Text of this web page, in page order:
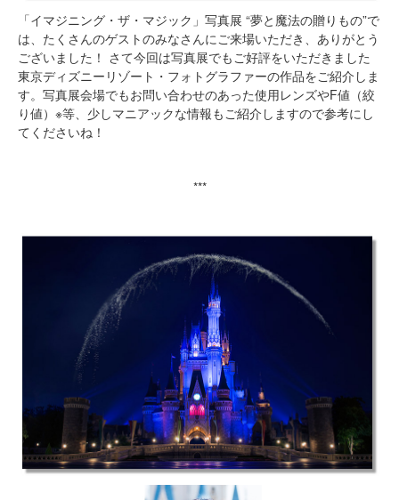
「イマジニング・ザ・マジック」写真展 “夢と魔法の贈りもの”で
は、たくさんのゲストのみなさんにご来場いただき、ありがとう
ございました！ さて今回は写真展でもご好評をいただきました
東京ディズニーリゾート・フォトグラファーの作品をご紹介しま
す。写真展会場でもお問い合わせのあった使用レンズやF値（絞
り値）※等、少しマニアックな情報もご紹介しますので参考にし
てくださいね！
***